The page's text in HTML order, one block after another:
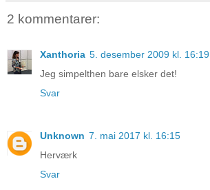
2 kommentarer:
Xanthoria 5. desember 2009 kl. 16:19
Jeg simpelthen bare elsker det!
Svar
Unknown 7. mai 2017 kl. 16:15
Herværk
Svar